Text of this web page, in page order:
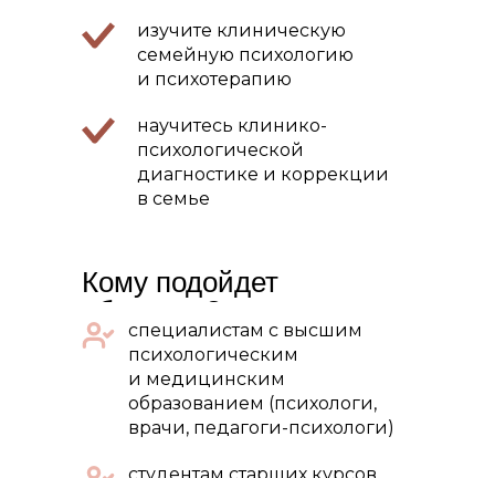
изучите клиническую
семейную психологию
и психотерапию
научитесь клинико-
психологической
диагностике и коррекции
в семье
Кому подойдет
обучение?
специалистам с высшим
психологическим
и медицинским
образованием (психологи,
врачи, педагоги-психологи)